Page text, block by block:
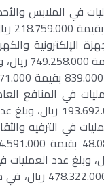
176.863.000 ريال،
90.971.000 ريال، وبلغ عدد العمليات
بقيمة 83.262.000 ريال، وبلغ